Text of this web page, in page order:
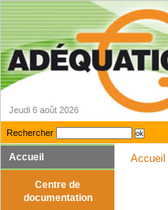
Jeudi 6 août 2026
Rechercher
Accueil
Centre de
documentation
Accueil